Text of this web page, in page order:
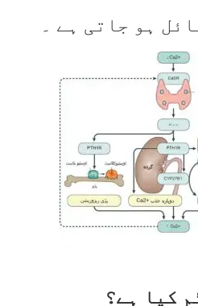
ہو جاتی ہے ۔
کیا ہے؟